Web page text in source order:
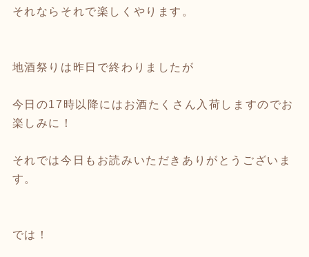
それならそれで楽しくやります。
地酒祭りは昨日で終わりましたが
今日の17時以降にはお酒たくさん入荷しますのでお
楽しみに！
それでは今日もお読みいただきありがとうございま
す。
では！